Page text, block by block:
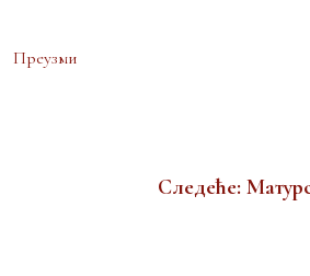
Преузми
Следеће: